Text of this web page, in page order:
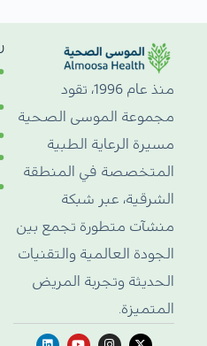
منذ عام 1996، تقود
مجموعة الموسى الصحية
مسيرة الرعاية الطبية
المتخصصة في المنطقة
الشرقية، عبر شبكة
منشآت متطورة تجمع بين
الجودة العالمية والتقنيات
الحديثة وتجربة المريض
المتميزة.